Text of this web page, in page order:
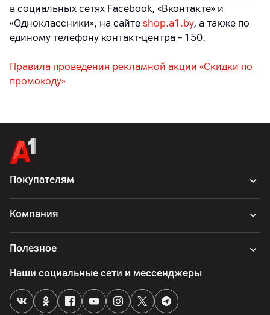
в социальных сетях Facebook, «Вконтакте» и
«Одноклассники», на сайте shop.a1.by, а также по
единому телефону контакт-центра – 150.
Правила проведения рекламной акции «Скидки по
промокоду»
Покупателям
Компания
Полезное
Наши социальные сети и мессенджеры